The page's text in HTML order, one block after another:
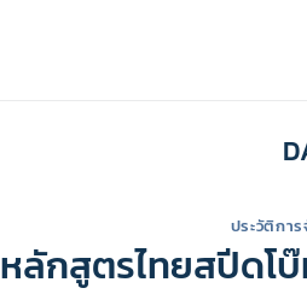
ประวัติกา
หลักสูตรไทยสปีดโบ๊